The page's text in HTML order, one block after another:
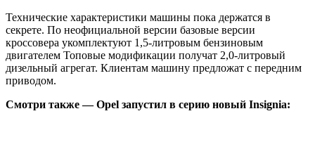
Технические характеристики машины пока держатся в
секрете. По неофициальной версии базовые версии
кроссовера укомплектуют 1,5-литровым бензиновым
двигателем Топовые модификации получат 2,0-литровый
дизельный агрегат. Клиентам машину предложат с передним
приводом.
Смотри также — Opel запустил в серию новый Insignia: